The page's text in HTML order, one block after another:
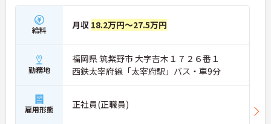
給料 月収 18.2万円～27.5万円
勤務地
福岡県 筑紫野市 大字吉木１７２６番１
西鉄太宰府線「太宰府駅」バス・車9分
雇用形態 正社員(正職員)